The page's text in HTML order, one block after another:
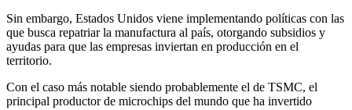
Sin embargo, Estados Unidos viene implementando políticas con las
que busca repatriar la manufactura al país, otorgando subsidios y
ayudas para que las empresas inviertan en producción en el
territorio.
Con el caso más notable siendo probablemente el de TSMC, el
principal productor de microchips del mundo que ha invertido